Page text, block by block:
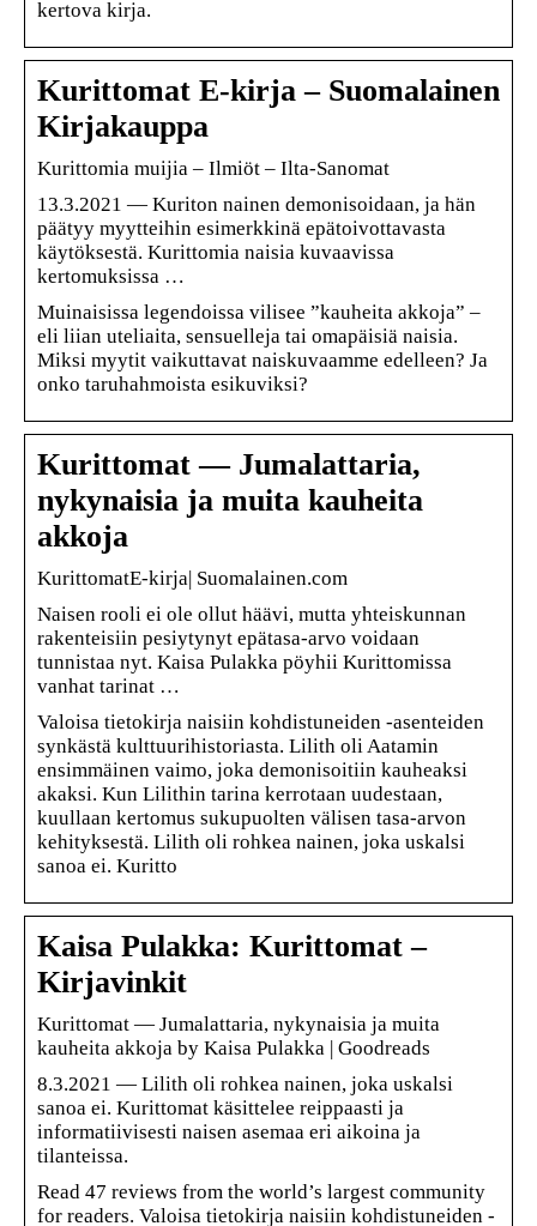
kertova kirja.
Kurittomat E-kirja – Suomalainen
Kirjakauppa
Kurittomia muijia – Ilmiöt – Ilta-Sanomat
13.3.2021 — Kuriton nainen demonisoidaan, ja hän
päätyy myytteihin esimerkkinä epätoivottavasta
käytöksestä. Kurittomia naisia kuvaavissa
kertomuksissa …
Muinaisissa legendoissa vilisee ”kauheita akkoja” –
eli liian uteliaita, sensuelleja tai omapäisiä naisia.
Miksi myytit vaikuttavat naiskuvaamme edelleen? Ja
onko taruhahmoista esikuviksi?
Kurittomat — Jumalattaria,
nykynaisia ja muita kauheita
akkoja
KurittomatE-kirja| Suomalainen.com
Naisen rooli ei ole ollut häävi, mutta yhteiskunnan
rakenteisiin pesiytynyt epätasa-arvo voidaan
tunnistaa nyt. Kaisa Pulakka pöyhii Kurittomissa
vanhat tarinat …
Valoisa tietokirja naisiin kohdistuneiden -asenteiden
synkästä kulttuurihistoriasta. Lilith oli Aatamin
ensimmäinen vaimo, joka demonisoitiin kauheaksi
akaksi. Kun Lilithin tarina kerrotaan uudestaan,
kuullaan kertomus sukupuolten välisen tasa-arvon
kehityksestä. Lilith oli rohkea nainen, joka uskalsi
sanoa ei. Kuritto
Kaisa Pulakka: Kurittomat –
Kirjavinkit
Kurittomat — Jumalattaria, nykynaisia ja muita
kauheita akkoja by Kaisa Pulakka | Goodreads
8.3.2021 — Lilith oli rohkea nainen, joka uskalsi
sanoa ei. Kurittomat käsittelee reippaasti ja
informatiivisesti naisen asemaa eri aikoina ja
tilanteissa.
Read 47 reviews from the world’s largest community
for readers. Valoisa tietokirja naisiin kohdistuneiden -